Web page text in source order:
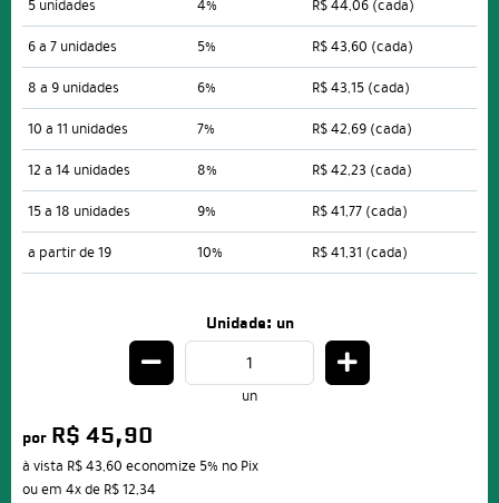
5 unidades
4% R$ 44,06 (cada)
6 a 7 unidades
5% R$ 43,60 (cada)
8 a 9 unidades
6% R$ 43,15 (cada)
10 a 11 unidades
7% R$ 42,69 (cada)
12 a 14 unidades
8% R$ 42,23 (cada)
15 a 18 unidades
9% R$ 41,77 (cada)
a partir de 19
10% R$ 41,31 (cada)
Unidade: un
un
por R$ 45,90
à vista R$ 43,60 economize 5% no Pix
ou em 4xde R$ 12,34